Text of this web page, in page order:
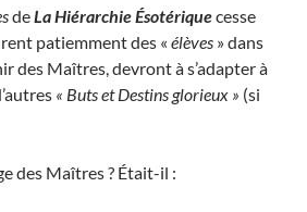
deLa Hiérarchie Ésotériquecesse
patiemment des « élèves » dans
des Maîtres, devront à s’adapter à
« Buts et Destins glorieux » (si
des Maîtres ? Était-il :